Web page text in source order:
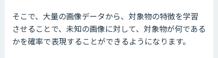
そこで、大量の画像データから、対象物の特徴を学習
させることで、未知の画像に対して、対象物が何である
かを確率で表現することができるようになります。